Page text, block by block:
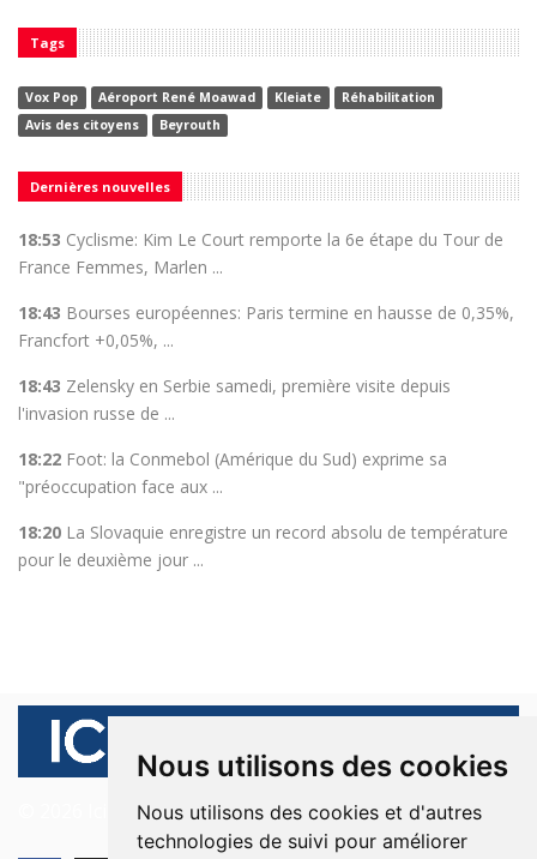
Nous utilisons des cookies
Nous utilisons des cookies et d'autres
technologies de suivi pour améliorer
Tags
Vox Pop Aéroport René Moawad Kleiate
Réhabilitation
Avis des citoyens
Beyrouth
Dernières nouvelles
18:53 Cyclisme: Kim Le Court remporte la 6e étape du Tour de
France Femmes, Marlen ...
18:43 Bourses européennes: Paris termine en hausse de 0,35%,
Francfort +0,05%, ...
18:43 Zelensky en Serbie samedi, première visite depuis
l'invasion russe de ...
18:22 Foot: la Conmebol (Amérique du Sud) exprime sa
"préoccupation face aux ...
18:20 La Slovaquie enregistre un record absolu de température
pour le deuxième jour ...
© 2026 Ici Beyrouth. Tous les droits sont réservés.